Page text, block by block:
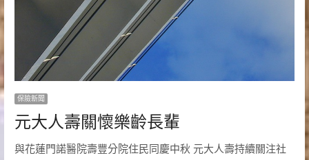
保險新聞
元大人壽關懷樂齡長輩
與花蓮門諾醫院壽豐分院住民同慶中秋 元大人壽持續關注社